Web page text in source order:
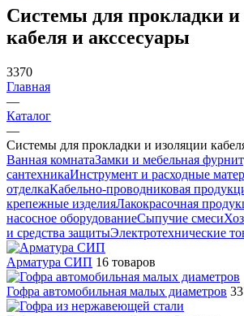
Системы для прокладки и
кабеля и акссесуары
3370
Главная
—
Каталог
—
Системы для прокладки и изоляции
Ванная комнатаЗамки и мебельная
сантехникаИнструмент и расходные
отделкаКабельно-проводниковая
крепежные изделияЛакокрасочная
насосное оборудованиеСыпучие смеси
и средства защитыЭлектротехнические
Арматура СИП 16 товаров
Гофра автомобильная малых диаметров